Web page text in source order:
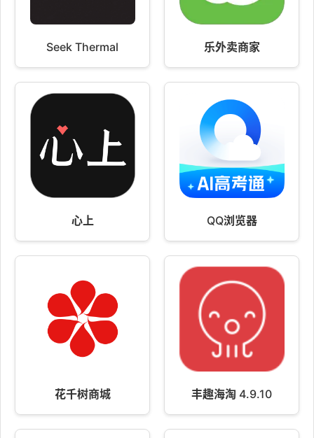
Seek Thermal 乐外卖商家
心上 QQ浏览器
花千树商城 丰趣海淘 4.9.10